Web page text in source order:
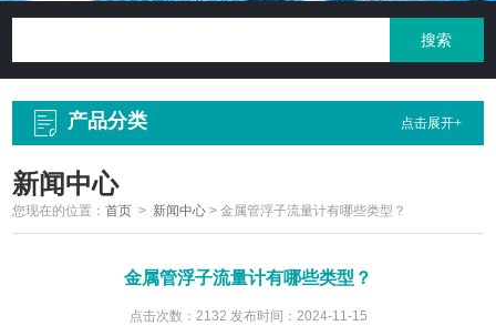
产品分类 点击展开+
新闻中心
您现在的位置：首页 > 新闻中心 >金属管浮子流量计有哪些类型？
金属管浮子流量计有哪些类型？
点击次数：2132 发布时间：2024-11-15